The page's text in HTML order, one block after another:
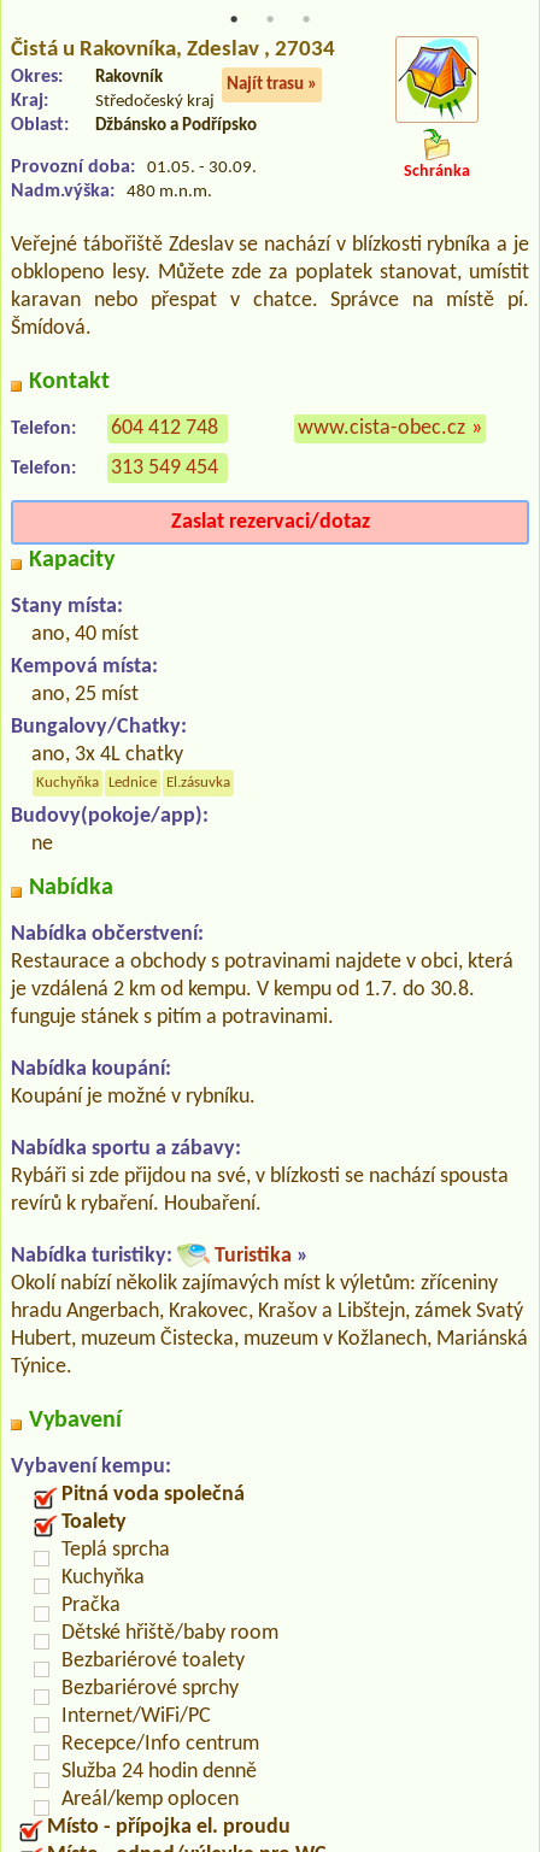
Čistá u Rakovníka, Zdeslav , 27034
Najít trasu »
Okres: Rakovník
Kraj: Středočeský kraj
Oblast: Džbánsko a Podřípsko
Provozní doba: 01.05. - 30.09.
Nadm.výška: 480 m.n.m.
Schránka
Veřejné tábořiště Zdeslav se nachází v blízkosti rybníka a je
obklopeno lesy. Můžete zde za poplatek stanovat, umístit
karavan nebo přespat v chatce. Správce na místě pí.
Šmídová.
Kontakt
Telefon: 604 412 748
Telefon: 313 549 454
www.cista-obec.cz »
Zaslat rezervaci/dotaz
Kapacity
Stany místa:
ano, 40 míst
Kempová místa:
ano, 25 míst
Bungalovy/Chatky:
ano, 3x 4L chatky
Kuchyňka Lednice El.zásuvka
Budovy(pokoje/app):
ne
Nabídka
Nabídka občerstvení:
Restaurace a obchody s potravinami najdete v obci, která
je vzdálená 2 km od kempu. V kempu od 1.7. do 30.8.
funguje stánek s pitím a potravinami.
Nabídka koupání:
Koupání je možné v rybníku.
Nabídka sportu a zábavy:
Rybáři si zde přijdou na své, v blízkosti se nachází spousta
revírů k rybaření. Houbaření.
Nabídka turistiky: Turistika »
Okolí nabízí několik zajímavých míst k výletům: zříceniny
hradu Angerbach, Krakovec, Krašov a Libštejn, zámek Svatý
Hubert, muzeum Čistecka, muzeum v Kožlanech, Mariánská
Týnice.
Vybavení
Vybavení kempu:
Pitná voda společná
Toalety
Teplá sprcha
Kuchyňka
Pračka
Dětské hřiště/baby room
Bezbariérové toalety
Bezbariérové sprchy
Internet/WiFi/PC
Recepce/Info centrum
Služba 24 hodin denně
Areál/kemp oplocen
Místo - přípojka el. proudu